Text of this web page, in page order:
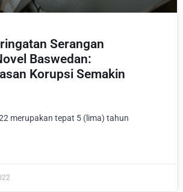
Serangan
Baswedan:
Korupsi Semakin
merupakan tepat 5 (lima) tahun